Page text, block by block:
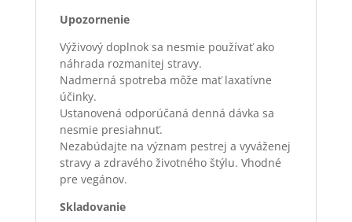
Upozornenie
Výživový doplnok sa nesmie používať ako
náhrada rozmanitej stravy.
Nadmerná spotreba môže mať laxatívne
účinky.
Ustanovená odporúčaná denná dávka sa
nesmie presiahnuť.
Neza­búdajte na význam pestrej a vyváženej
stravy a zdravého životného štýlu. Vhodné
pre vegánov.
Skladovanie